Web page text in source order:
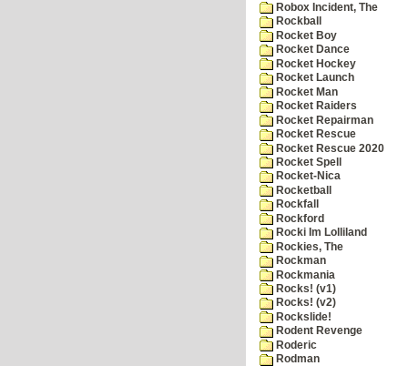
Robox Incident, The
Rockball
Rocket Boy
Rocket Dance
Rocket Hockey
Rocket Launch
Rocket Man
Rocket Raiders
Rocket Repairman
Rocket Rescue
Rocket Rescue 2020
Rocket Spell
Rocket-Nica
Rocketball
Rockfall
Rockford
Rocki Im Lolliland
Rockies, The
Rockman
Rockmania
Rocks! (v1)
Rocks! (v2)
Rockslide!
Rodent Revenge
Roderic
Rodman